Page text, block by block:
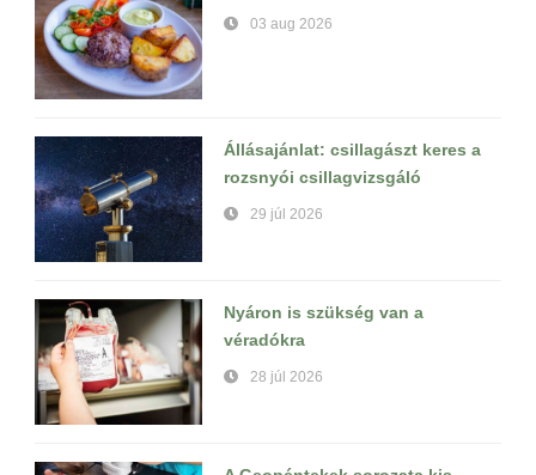
03 aug 2026
Állásajánlat: csillagászt keres a
rozsnyói csillagvizsgáló
29 júl 2026
Nyáron is szükség van a
véradókra
28 júl 2026